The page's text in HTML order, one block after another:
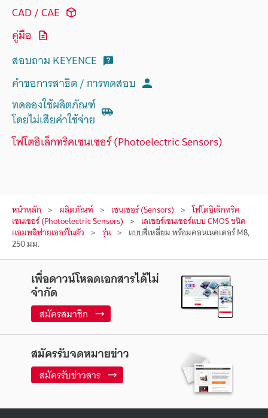
CAD / CAE
คู่มือ
สอบถาม KEYENCE
คำขอการสาธิต / การทดสอบ
ทดลองใช้ผลิตภัณฑ์
โดยไม่เสียค่าใช้จ่าย
โฟโตอิเล็กทริคเซนเซอร์ (Photoelectric Sensors)
หน้าหลัก ผลิตภัณฑ์ เซนเซอร์ (Sensors) โฟโตอิเล็กทริค
เซนเซอร์ (Photoelectric Sensors) เลเซอร์เซนเซอร์แบบ CMOS ชนิด
แอมพลิฟายเออร์ในตัว รุ่น แบบสี่เหลี่ยม พร้อมคอนเนคเตอร์ M8,
250 มม.
เพื่อดาวน์โหลดเอกสารได้ไม่
จำกัด
สมัครสมาชิก
สมัครรับจดหมายข่าว
สมัครรับข่าวสาร